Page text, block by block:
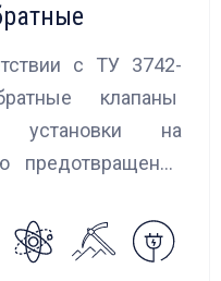
с ТУ 3742-
клапаны
установки на
предотвращения
эмульсий,
их в прямом